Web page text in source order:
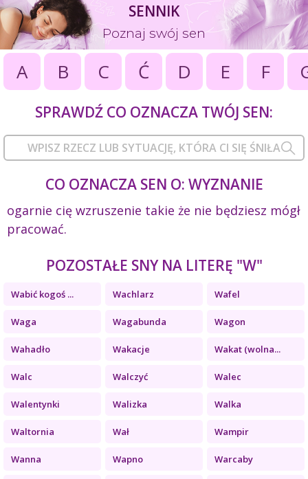
SENNIK
Poznaj swój sen
A B C Ć D E F
SPRAWDŹ CO OZNACZA TWÓJ SEN:
CO OZNACZA SEN O: WYZNANIE
ogarnie cię wzruszenie takie że nie będziesz mógł
pracować.
POZOSTAŁE SNY NA LITERĘ "W"
Wabić kogoś ... Wachlarz Wafel
Waga Wagabunda Wagon
Wahadło Wakacje Wakat (wolna...
Walc Walczyć Walec
Walentynki Walizka Walka
Waltornia Wał Wampir
Wanna Wapno Warcaby